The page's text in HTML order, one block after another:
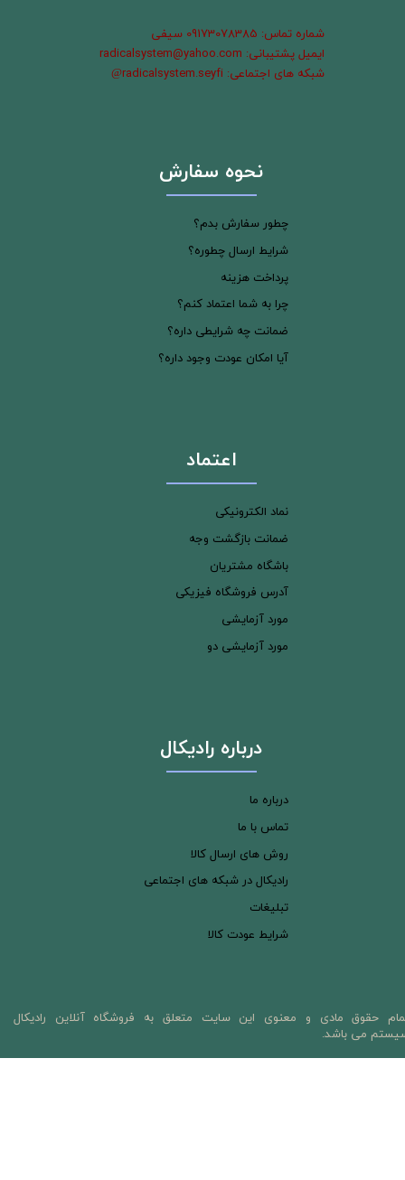
شماره تماس: 09173078385 سیفی
ایمیل پشتیبانی: radicalsystem@yahoo.com
شبکه های اجتماعی: radicalsystem.seyfi
@
نحوه سفارش
چطور سفارش بدم؟
شرایط ارسال چطوره؟
پرداخت هزینه
چرا به شما اعتماد کنم؟
ضمانت چه شرایطی داره؟
آیا امکان عودت وجود داره؟
حقوق مادی و معنوی این سایت متعلق به فروشگاه آنلاین رادیکال
می باشد.
اعتماد
نماد الکترونیکی
ضمانت بازگشت وجه
باشگاه مشتریان
آدرس فروشگاه فیزیکی
مورد آزمایشی
مورد آزمایشی دو
درباره رادیکال
درباره ما
تماس با ما
روش های ارسال کالا
رادیکال در شبکه های اجتماعی
تبلیغات
شرایط عودت کالا